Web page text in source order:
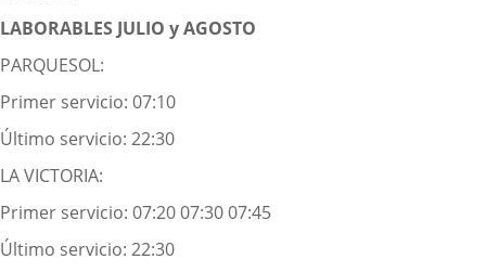
LABORABLES JULIO y AGOSTO
PARQUESOL:
Primer servicio: 07:10
Último servicio: 22:30
LA VICTORIA:
Primer servicio: 07:20 07:30 07:45
Último servicio: 22:30